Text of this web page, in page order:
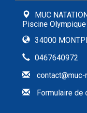
MUC
Piscine
34000
0467640972
Formulaire de